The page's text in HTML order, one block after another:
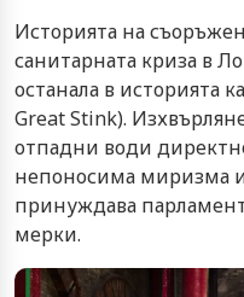
Историята на
санитарната криза в
останала в историята
Great Stink).
отпадни води
непоносима миризма
принуждава
мерки.